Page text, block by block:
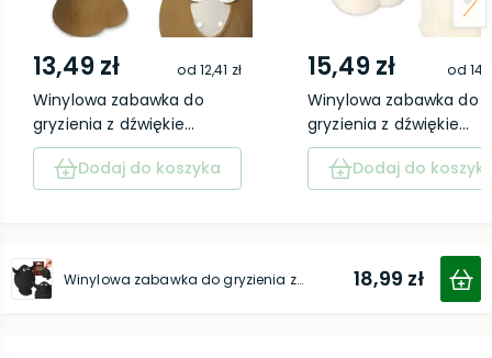
13,49 zł od 12,41 zł
Winylowa zabawka do
gryzienia z dźwiękie...
Dodaj do koszyka
15,49 zł od
Winylowa zabawka do
gryzienia z dźwiękie...
Dodaj do
Winylowa zabawka do gryzienia z dźwiękiem - Bawół 11 cm 18,99 zł